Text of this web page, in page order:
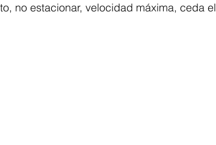
no estacionar, velocidad máxima, ceda el